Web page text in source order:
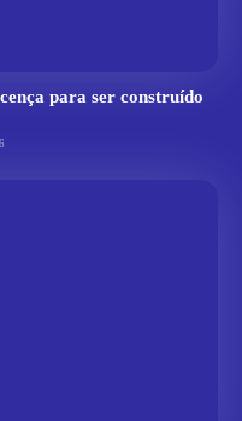
para ser construído